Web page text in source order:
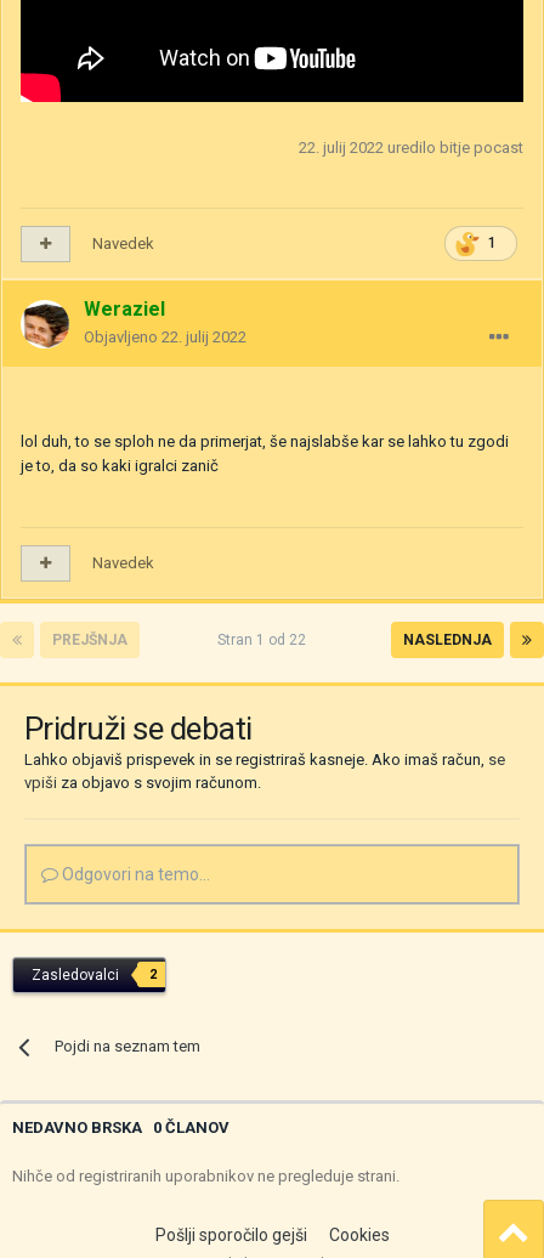
22. julij 2022 uredilo bitje pocast
1
Navedek
Weraziel
Objavljeno 22. julij 2022
lol duh, to se sploh ne da primerjat, še najslabše kar se lahko tu zgodi
je to, da so kaki igralci zanič
Navedek
PREJŠNJA NASLEDNJA
Stran 1 od 22
Pridruži se debati
Lahko objaviš prispevek in se registriraš kasneje. Ako imaš račun, se
vpiši za objavo s svojim računom.
Odgovori na temo...
Zasledovalci 2
Pojdi na seznam tem
NEDAVNO BRSKA 0 ČLANOV
Nihče od registriranih uporabnikov ne pregleduje strani.
Pošlji sporočilo gejši Cookies